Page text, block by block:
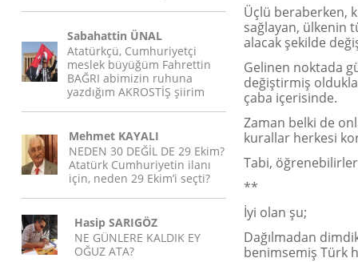
Sabahattin ÜNAL
Atatürkçü, Cumhuriyetçi
meslek büyüğüm Fahrettin
BAĞRI abimizin ruhuna
yazdığım AKROSTİŞ şiirim
Mehmet KAYALI
NEDEN 30 DEĞİL DE 29 Ekim?
Atatürk Cumhuriyetin ilanı
için, neden 29 Ekim’i seçti?
Hasip SARIGÖZ
NE GÜNLERE KALDIK EY
OĞUZ ATA?
Üçlü beraberken,
sağlayan, ülkenin
alacak şekilde
Gelinen noktada
değiştirmiş
çaba içerisinde.
Zaman belki de
kurallar herkesi
Tabi,
**
İyi olan şu;
Dağılmadan
benimsemiş Türk